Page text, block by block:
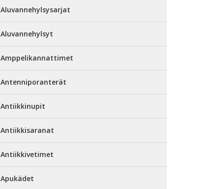
Aluvannehylsysarjat
Aluvannehylsyt
Amppelikannattimet
Antenniporanterät
Antiikkinupit
Antiikkisaranat
Antiikkivetimet
Apukädet